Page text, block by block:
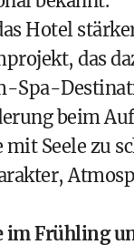
Hotel
das
Spa-
beim
mit Seele zu
im Frühling